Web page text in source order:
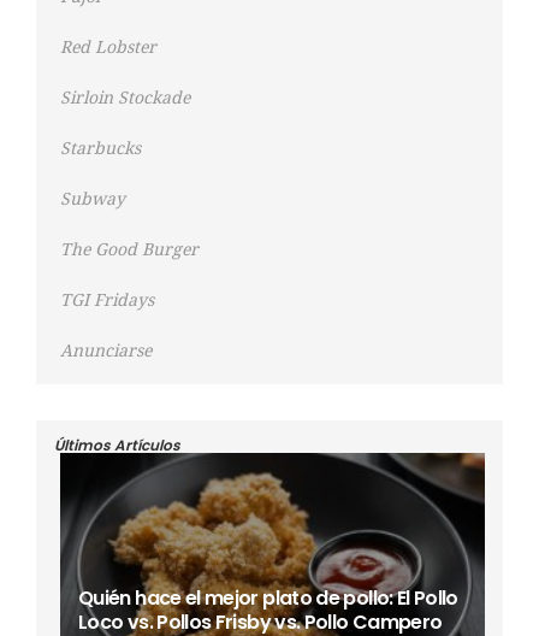
Red Lobster
Sirloin Stockade
Starbucks
Subway
The Good Burger
TGI Fridays
Anunciarse
Últimos Artículos
Quién hace el mejor plato de pollo: El Pollo
Loco vs. Pollos Frisby vs. Pollo Campero